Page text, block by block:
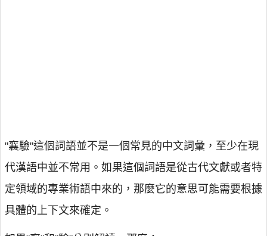
"襄驗"這個詞語並不是一個常見的中文詞彙，至少在現
代漢語中並不常用。如果這個詞語是從古代文獻或者特
定領域的專業術語中來的，那麼它的意思可能需要根據
具體的上下文來確定。